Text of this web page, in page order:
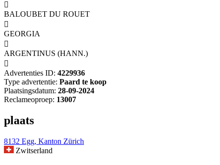

BALOUBET DU ROUET

GEORGIA

ARGENTINUS (HANN.)

Advertenties ID: 4229936
Type advertentie: Paard te koop
Plaatsingsdatum: 28-09-2024
Reclameoproep: 13007
plaats
8132 Egg, Kanton Zürich
Zwitserland